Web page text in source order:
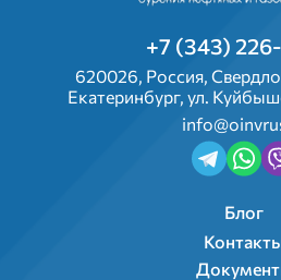
+7 (343)
620026, Россия,
Екатеринбург, ул.
Подвал 2
Блог